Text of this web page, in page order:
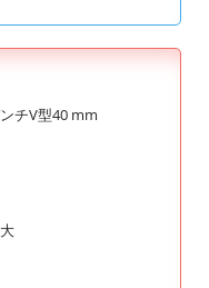
チV型40 mm